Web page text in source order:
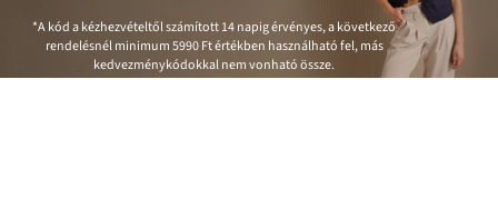
*A kód a kézhezvételtől számított 14 napig érvényes, a következő
rendelésnél minimum5990 Ftértékben használható fel, más
kedvezménykódokkal nem vonható össze.